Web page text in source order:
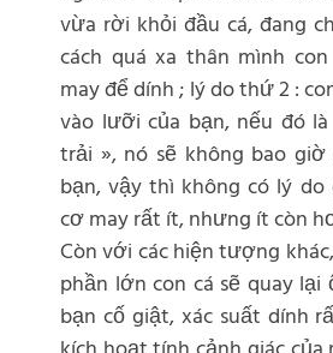
vừa rời khỏi đầu cá, đang
cách quá xa thân mình
may để dính ; lý do thứ 2 :
vào lưỡi của bạn, nếu đó
trải », nó sẽ không bao
bạn, vậy thì không có lý
cơ may rất ít, nhưng ít còn
Còn với các hiện tượng
phần lớn con cá sẽ quay lại
bạn cố giật, xác suất dính